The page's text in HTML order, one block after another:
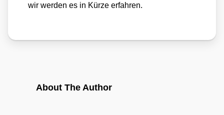
wir wer­den es in Kür­ze erfah­ren.
About The Author